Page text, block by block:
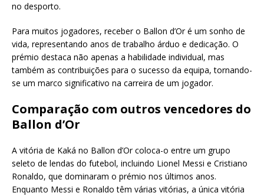
no desporto.
Para muitos jogadores, receber o Ballon d’Or é um sonho de
vida, representando anos de trabalho árduo e dedicação. O
prémio destaca não apenas a habilidade individual, mas
também as contribuições para o sucesso da equipa, tornando-
se um marco significativo na carreira de um jogador.
Comparação com outros vencedores do
Ballon d’Or
A vitória de Kaká no Ballon d’Or coloca-o entre um grupo
seleto de lendas do futebol, incluindo Lionel Messi e Cristiano
Ronaldo, que dominaram o prémio nos últimos anos.
Enquanto Messi e Ronaldo têm várias vitórias, a única vitória